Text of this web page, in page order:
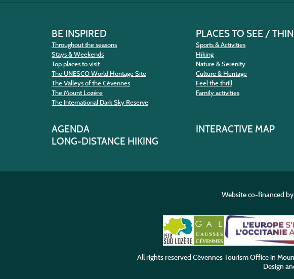
BE INSPIRED
Throughout the seasons
Stays & Weekends
Top places to visit
The UNESCO World Heritage Site
The Valleys of the Cévennes
The Mount Lozère
The International Dark Sky Reserve
PLACES TO SEE /
Sports & Activities
Hiking
Nature & Serenity
Culture & Heritage
Feel the thrill
Family activities
AGENDA INTERACTIVE MAP
LONG-DISTANCE HIKING
Website co-financed
All rights reserved Cévennes Tourism Office in
Design